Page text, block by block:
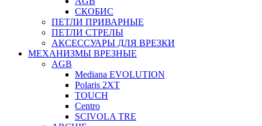
СКОБИС
ПЕТЛИ ПРИВАРНЫЕ
ПЕТЛИ СТРЕЛЫ
АКСЕССУАРЫ ДЛЯ ВРЕЗКИ
МЕХАНИЗМЫ ВРЕЗНЫЕ
AGB
Mediana EVOLUTION
Polaris 2XT
TOUCH
Centro
SCIVOLA TRE